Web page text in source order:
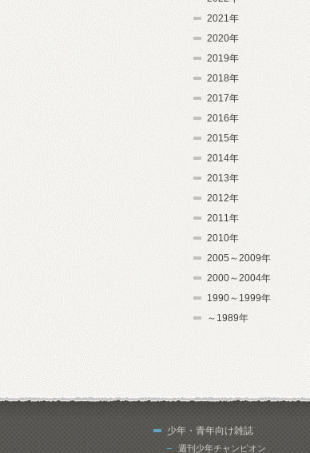
2021年
2020年
2019年
2018年
2017年
2016年
2015年
2014年
2013年
2012年
2011年
2010年
2005～2009年
2000～2004年
1990～1999年
～1989年
少年・青年向け雑誌
週刊少年チャンピオン